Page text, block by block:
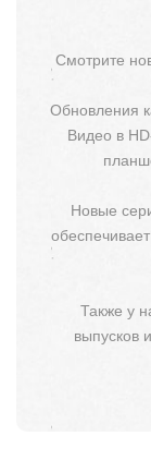
Смотрите
Обновления
Видео в
Новые
Также у
выпусков